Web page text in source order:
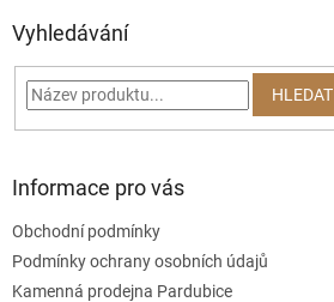
í
p
r
v
i
Vyhledávání
HLEDAT
Informace pro vás
Obchodní podmínky
Podmínky ochrany osobních údajů
Kamenná prodejna Pardubice